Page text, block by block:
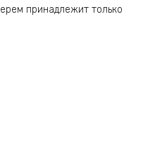
принадлежит только